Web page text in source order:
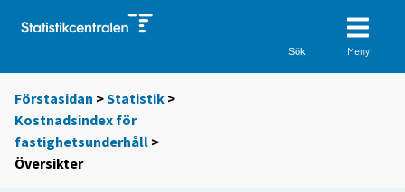
Sök Meny
Förstasidan >Statistik >
Kostnadsindex för
fastighetsunderhåll >
Översikter